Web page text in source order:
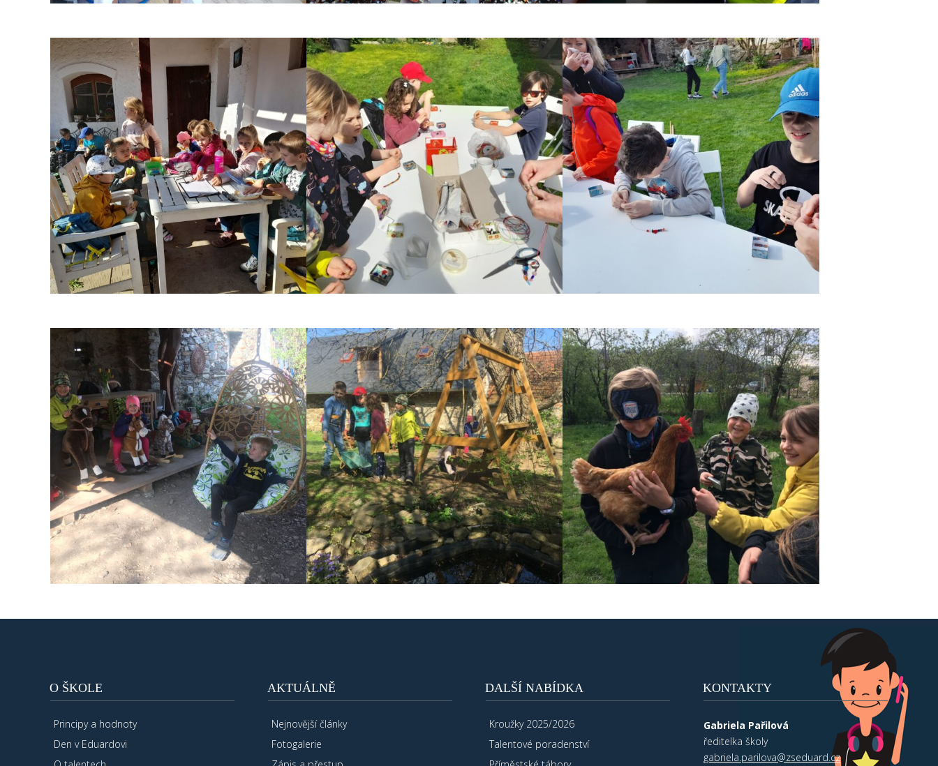
O ŠKOLE
Principy a hodnoty
Den v Eduardovi
AKTUÁLNĚ
Nejnovější články
Fotogalerie
DALŠÍ NABÍDKA
Kroužky 2025/2026
Talentové poradenství
KONTAKTY
Gabriela Pařilová
ředitelka školy
gabriela.parilova@zseduard.cz